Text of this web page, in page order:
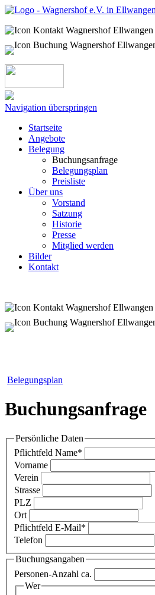
Navigation überspringen
Startseite
Angebote
Belegung
Buchungsanfrage
Belegungsplan
Preisliste
Über uns
Vorstand
Satzung
Historie
Presse
Mitglied werden
Bilder
Kontakt
Belegungsplan
Buchungsanfrage
Persönliche Daten
Pflichtfeld Name*
Vorname
Verein
Strasse
PLZ
Ort
Pflichtfeld E-Mail*
Telefon
Buchungsangaben
Personen-Anzahl ca.
Wer